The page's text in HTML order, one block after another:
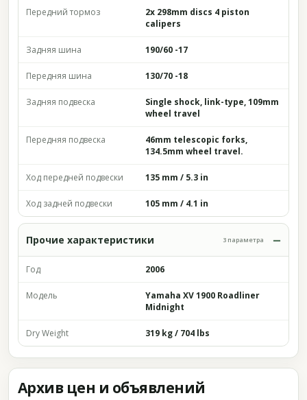
Передний тормоз
2x 298mm discs 4 piston
calipers
Задняя шина 190/60 -17
Передняя шина 130/70 -18
Задняя подвеска
Single shock, link-type, 109mm
wheel travel
Передняя подвеска
46mm telescopic forks,
134.5mm wheel travel.
Ход передней подвески 135 mm / 5.3 in
Ход задней подвески 105 mm / 4.1 in
Прочие характеристики 3 параметра
Год 2006
Модель
Yamaha XV 1900 Roadliner
Midnight
Dry Weight 319 kg / 704 lbs
Архив цен и объявлений